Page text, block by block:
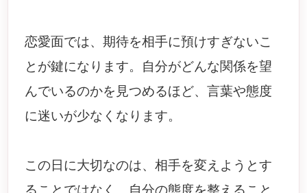
恋愛面では、期待を相手に預けすぎないこ
とが鍵になります。自分がどんな関係を望
んでいるのかを見つめるほど、言葉や態度
に迷いが少なくなります。
この日に大切なのは、相手を変えようとす
ることではなく、自分の態度を整えること